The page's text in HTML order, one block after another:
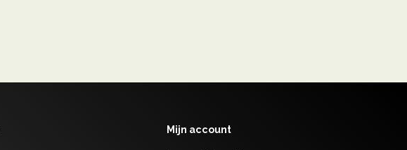
Mijn account